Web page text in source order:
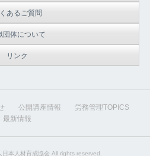
あるご質問
団体について
リンク
公開講座情報
労務管理TOPICS
最新情報
日本人材育成協会 All rights reserved.